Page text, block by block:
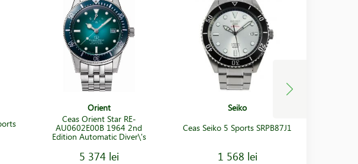
Orient
Ceas Orient Star RE-
AU0602E00B 1964 2nd
Edition Automatic Diver\'s
5 374 lei
Seiko
Ceas Seiko 5 Sports SRPB87J1
1 568 lei